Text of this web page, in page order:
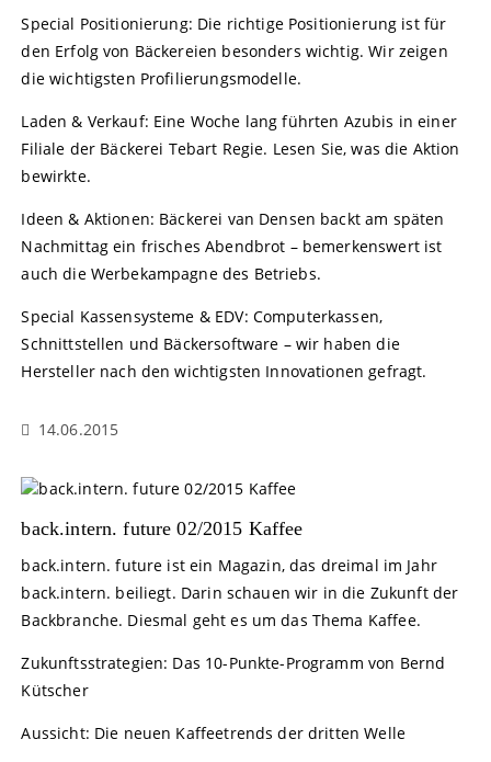
Special Positionierung: Die richtige Positionierung ist für
den Erfolg von Bäckereien besonders wichtig. Wir zeigen
die wichtigsten Profilierungsmodelle.
Laden & Verkauf: Eine Woche lang führten Azubis in einer
Filiale der Bäckerei Tebart Regie. Lesen Sie, was die Aktion
bewirkte.
Ideen & Aktionen: Bäckerei van Densen backt am späten
Nachmittag ein frisches Abendbrot – bemerkenswert ist
auch die Werbekampagne des Betriebs.
Special Kassensysteme & EDV: Computerkassen,
Schnittstellen und Bäckersoftware – wir haben die
Hersteller nach den wichtigsten Innovationen gefragt.
14.06.2015
back.intern. future 02/2015 Kaffee
back.intern. future ist ein Magazin, das dreimal im Jahr
back.intern. beiliegt. Darin schauen wir in die Zukunft der
Backbranche. Diesmal geht es um das Thema Kaffee.
Zukunftsstrategien: Das 10-Punkte-Programm von Bernd
Kütscher
Aussicht: Die neuen Kaffeetrends der dritten Welle